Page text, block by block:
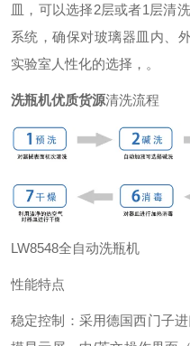
皿，可以选择2层或者1层清
系统，确保对玻璃器皿内、
实验室人性化的选择，。
洗瓶机优质货源清洗流程
LW8548全自动洗瓶机
性能特点
稳定控制：采用德国西门子